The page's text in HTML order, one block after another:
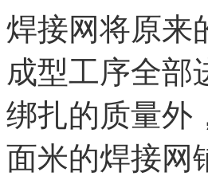
焊接网将原来
成型工序全部
绑扎的质量外
面米的焊接网